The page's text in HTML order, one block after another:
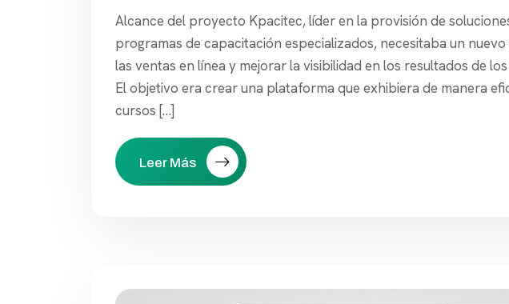
Alcance del proyecto Kpacitec, líder en la provisión de
programas de capacitación especializados, necesitaba un
las ventas en línea y mejorar la visibilidad en los resultados de
El objetivo era crear una plataforma que exhibiera de manera
cursos […]
Leer Más